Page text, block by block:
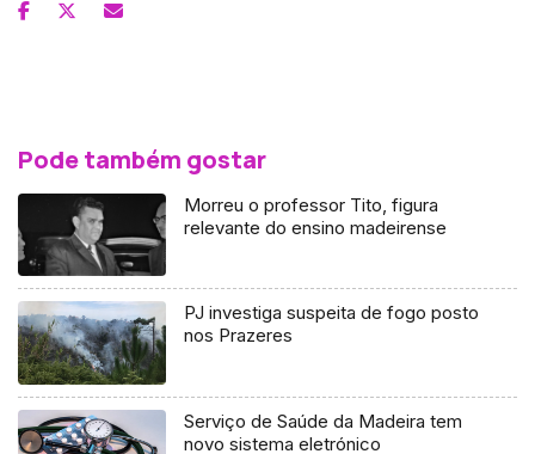
Pode também gostar
Morreu o professor Tito, figura
relevante do ensino madeirense
PJ investiga suspeita de fogo posto
nos Prazeres
Serviço de Saúde da Madeira tem
novo sistema eletrónico